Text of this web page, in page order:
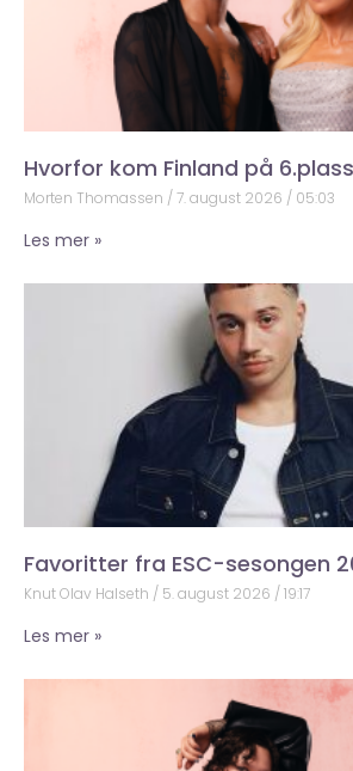
Hvorfor kom Finland på
Morten Thomassen 7. august 2026 05:03
Les mer »
Favoritter fra ESC-sesongen
Knut Olav Halseth 5. august 2026 19:17
Les mer »